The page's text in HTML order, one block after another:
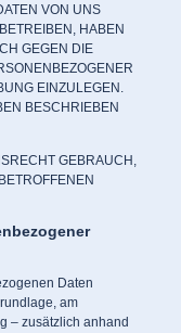
VON UNS
HABEN
GEGEN DIE
EINZULEGEN.
BESCHRIEBEN
GEBRAUCH,
Daten
am
– zusätzlich anhand